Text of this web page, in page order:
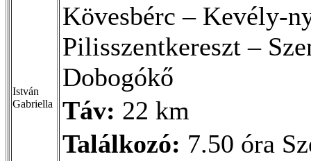
István
Gabriella
Kövesbérc – Kevély-
Pilisszentkereszt –
Dobogókő
Táv: 22 km
Találkozó: 7.50 óra